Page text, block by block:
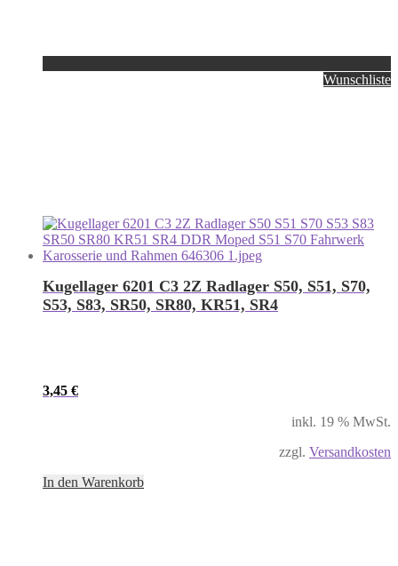
Wunschliste
Kugellager 6201 C3 2Z Radlager S50, S51, S70,
S53, S83, SR50, SR80, KR51, SR4
3,45 €
inkl. 19 % MwSt.
zzgl. Versandkosten
In den Warenkorb